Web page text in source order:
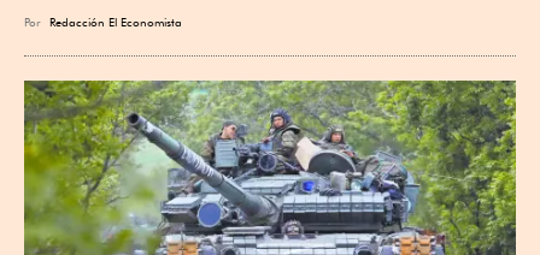
Por Redacción El Economista